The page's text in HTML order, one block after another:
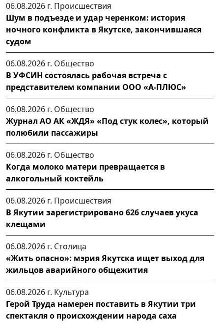
06.08.2026 г. Происшествия
Шум в подъезде и удар черенком: история
ночного конфликта в Якутске, закончившаяся
судом
06.08.2026 г. Общество
В УФСИН состоялась рабочая встреча с
представителем компании ООО «А-ПЛЮС»
06.08.2026 г. Общество
Журнал АО АК «ЖДЯ» «Под стук колес», который
полюбили пассажиры
06.08.2026 г. Общество
Когда молоко матери превращается в
алкогольный коктейль
06.08.2026 г. Происшествия
В Якутии зарегистрировано 626 случаев укуса
клещами
06.08.2026 г. Столица
«Жить опасно»: мэрия Якутска ищет выход для
жильцов аварийного общежития
06.08.2026 г. Культура
Герой Труда намерен поставить в Якутии три
спектакля о происхождении народа саха